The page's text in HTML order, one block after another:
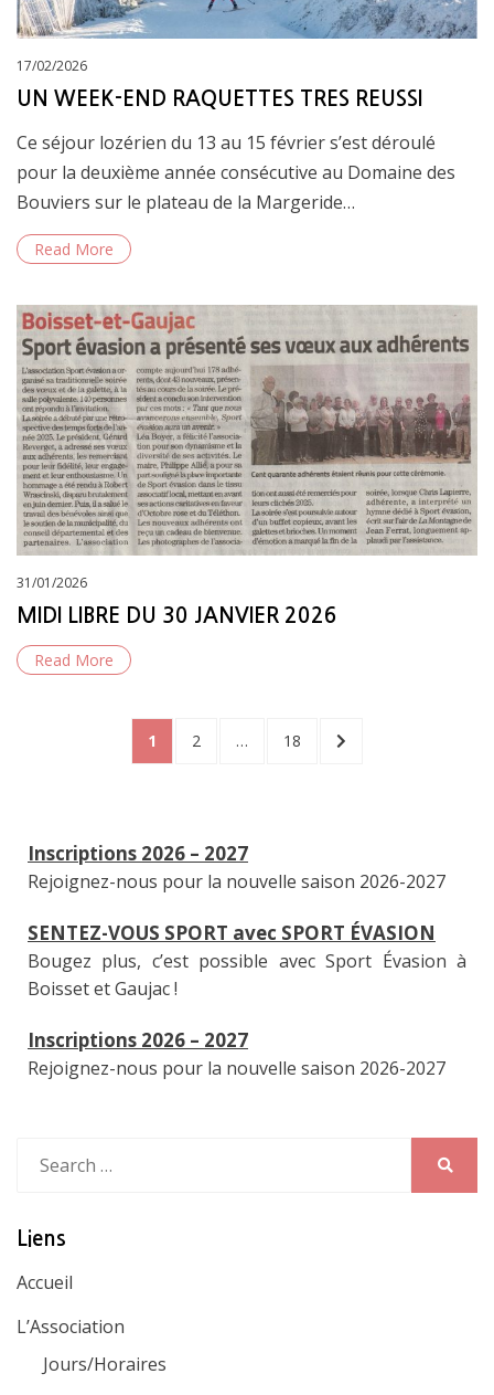
Posted
on
17/02/2026
UN WEEK-END RAQUETTES TRES REUSSI
Ce séjour lozérien du 13 au 15 février s’est déroulé
pour la deuxième année consécutive au Domaine des
Bouviers sur le plateau de la Margeride…
Read More
Posted
on
31/01/2026
MIDI LIBRE DU 30 JANVIER 2026
Read More
PaginationPAGE
1 PAGE
2 … PAGE
18
NEXT
SENTEZ-VOUS SPORT avec SPORT ÉVASION
Boisset et Gaujac !
Inscriptions 2026 – 2027
for:
Liens
Accueil
L’Association
Jours/Horaires